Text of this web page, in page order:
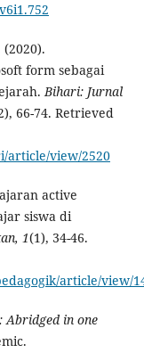
form sebagai
Bihari: Jurnal
66-74. Retrieved
article/view/2520
active
siswa di
1(1), 34-46.
article/view/
Abridged in one